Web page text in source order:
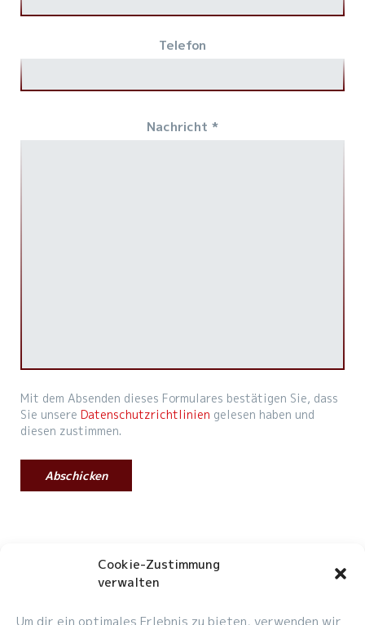
Cookie-Zustimmung
verwalten
Um dir ein optimales Erlebnis zu bieten, verwenden wir
Telefon
Nachricht *
Mit dem Absenden dieses Formulares bestätigen Sie, dass
Sie unsere Datenschutzrichtlinien gelesen haben und
diesen zustimmen.